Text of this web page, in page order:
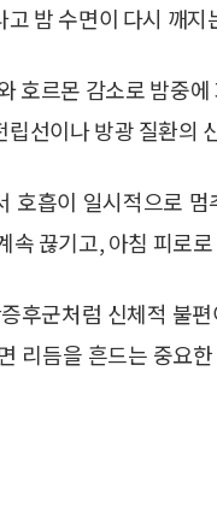
밤 수면이 다시 깨
호르몬 감소로 밤중
선이나 방광 질환의
호흡이 일시적으로
속 끊기고, 아침 피로
후군처럼 신체적 불
리듬을 흔드는 중요